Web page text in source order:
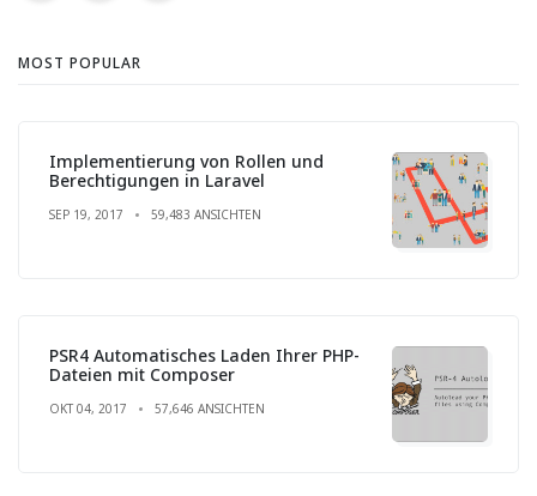
MOST POPULAR
Implementierung von Rollen und
Berechtigungen in Laravel
SEP 19, 2017 59,483 ANSICHTEN
PSR4 Automatisches Laden Ihrer PHP-
Dateien mit Composer
OKT 04, 2017 57,646 ANSICHTEN